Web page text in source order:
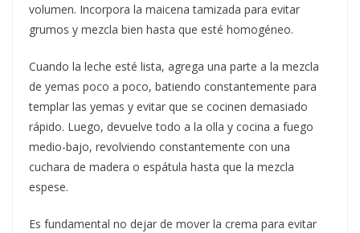
volumen. Incorpora la maicena tamizada para evitar
grumos y mezcla bien hasta que esté homogéneo.
Cuando la leche esté lista, agrega una parte a la mezcla
de yemas poco a poco, batiendo constantemente para
templar las yemas y evitar que se cocinen demasiado
rápido. Luego, devuelve todo a la olla y cocina a fuego
medio-bajo, revolviendo constantemente con una
cuchara de madera o espátula hasta que la mezcla
espese.
Es fundamental no dejar de mover la crema para evitar